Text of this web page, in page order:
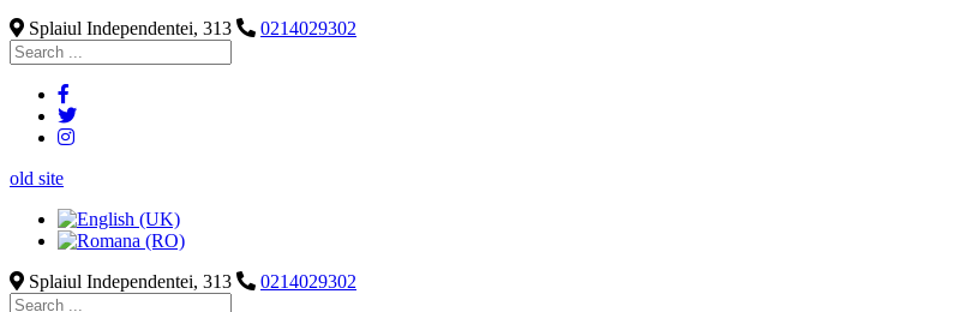
Splaiul Independentei, 313
0214029302
old site
Splaiul Independentei, 313 0214029302